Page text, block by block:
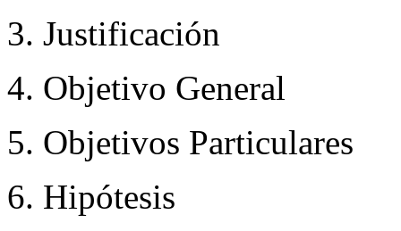
3. Justificación
4. Objetivo General
5. Objetivos Particulares
6. Hipótesis